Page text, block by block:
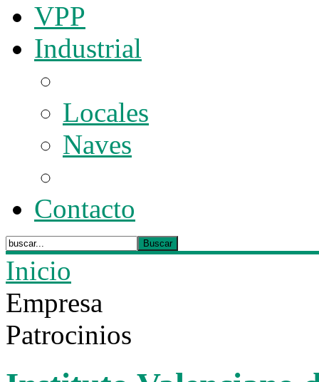
VPP
Industrial
Locales
Naves
Contacto
Inicio
Empresa
Patrocinios